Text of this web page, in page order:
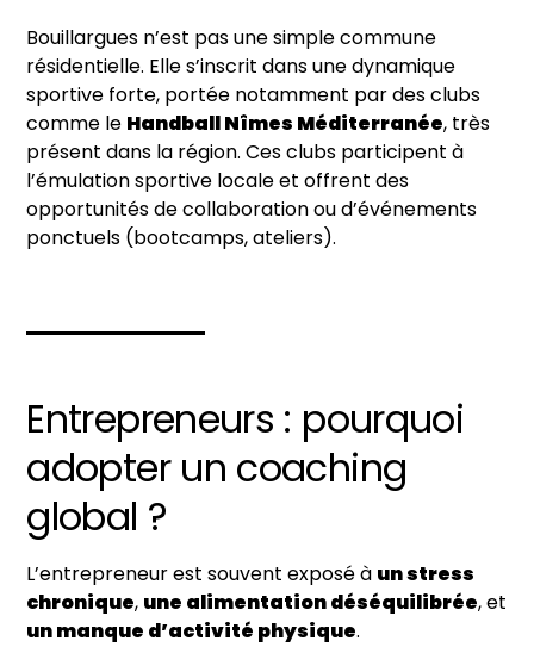
Bouillargues n’est pas une simple commune
résidentielle. Elle s’inscrit dans une dynamique
sportive forte, portée notamment par des clubs
comme le Handball Nîmes Méditerranée, très
présent dans la région. Ces clubs participent à
l’émulation sportive locale et offrent des
opportunités de collaboration ou d’événements
ponctuels (bootcamps, ateliers).
Entrepreneurs : pourquoi
adopter un coaching
global ?
L’entrepreneur est souvent exposé à un stress
chronique, une alimentation déséquilibrée, et
un manque d’activité physique.